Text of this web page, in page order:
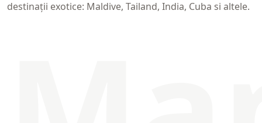
destinaţii exotice: Maldive, Tailand, India, Cuba si altele.